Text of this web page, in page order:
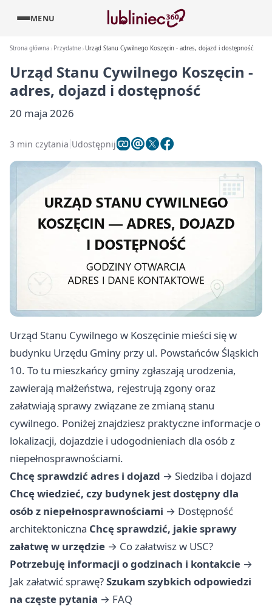
MENU
Strona główna Przydatne Urząd Stanu Cywilnego Koszęcin - adres, dojazd i dostępność
Urząd Stanu Cywilnego Koszęcin -
adres, dojazd i dostępność
20 maja 2026
3 min czytania Udostępnij
Urząd Stanu Cywilnego w Koszęcinie mieści się w
budynku Urzędu Gminy przy ul. Powstańców Śląskich
10. To tu mieszkańcy gminy zgłaszają urodzenia,
zawierają małżeństwa, rejestrują zgony oraz
załatwiają sprawy związane ze zmianą stanu
cywilnego. Poniżej znajdziesz praktyczne informacje o
lokalizacji, dojazdzie i udogodnieniach dla osób z
niepełnosprawnościami.
Chcę sprawdzić adres i dojazd → Siedziba i dojazd
Chcę wiedzieć, czy budynek jest dostępny dla
osób z niepełnosprawnościami → Dostępność
architektoniczna Chcę sprawdzić, jakie sprawy
załatwę w urzędzie → Co załatwisz w USC?
Potrzebuję informacji o godzinach i kontakcie →
Jak załatwić sprawę?Szukam szybkich odpowiedzi
na częste pytania → FAQ